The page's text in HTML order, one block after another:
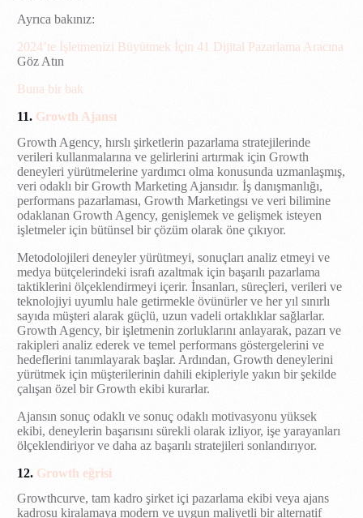
Ayrıca bakınız:
2024’te İşletmenizi Büyütmek İçin 41 Dijital Pazarlama Aracına
Göz Atın
Buna bir bak
11. Growth Ajansı
Growth Agency, hırslı şirketlerin pazarlama stratejilerinde
verileri kullanmalarına ve gelirlerini artırmak için Growth
deneyleri yürütmelerine yardımcı olma konusunda uzmanlaşmış,
veri odaklı bir Growth Marketing Ajansıdır. İş danışmanlığı,
performans pazarlaması, Growth Marketingsı ve veri bilimine
odaklanan Growth Agency, genişlemek ve gelişmek isteyen
işletmeler için bütünsel bir çözüm olarak öne çıkıyor.
Metodolojileri deneyler yürütmeyi, sonuçları analiz etmeyi ve
medya bütçelerindeki israfı azaltmak için başarılı pazarlama
taktiklerini ölçeklendirmeyi içerir. İnsanları, süreçleri, verileri ve
teknolojiyi uyumlu hale getirmekle övünürler ve her yıl sınırlı
sayıda müşteri alarak güçlü, uzun vadeli ortaklıklar sağlarlar.
Growth Agency, bir işletmenin zorluklarını anlayarak, pazarı ve
rakipleri analiz ederek ve temel performans göstergelerini ve
hedeflerini tanımlayarak başlar. Ardından, Growth deneylerini
yürütmek için müşterilerinin dahili ekipleriyle yakın bir şekilde
çalışan özel bir Growth ekibi kurarlar.
Ajansın sonuç odaklı ve sonuç odaklı motivasyonu yüksek
ekibi, deneylerin başarısını sürekli olarak izliyor, işe yarayanları
ölçeklendiriyor ve daha az başarılı stratejileri sonlandırıyor.
12. Growth eğrisi
Growthcurve, tam kadro şirket içi pazarlama ekibi veya ajans
kadrosu kiralamaya modern ve uygun maliyetli bir alternatif